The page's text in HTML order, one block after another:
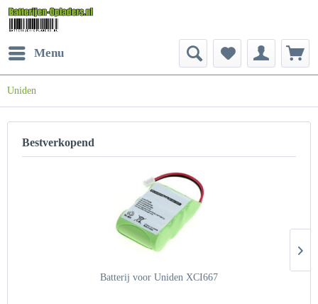
Menu
Uniden
Bestverkopend
Batterij voor Uniden XCI667